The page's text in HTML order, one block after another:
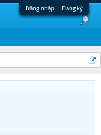
Đăng nhập Đăng ký